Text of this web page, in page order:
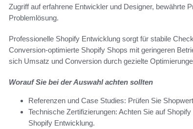
Zugriff auf erfahrene Entwickler und Designer, bewährte
Problemlösung.
Professionelle Shopify Entwicklung sorgt für stabile
Conversion-optimierte Shopify Shops mit geringeren
sich Umsatz und Conversion durch gezielte
Worauf Sie bei der Auswahl achten sollten
Referenzen und Case Studies: Prüfen Sie
Technische Zertifizierungen: Achten Sie auf
Shopify Entwicklung.